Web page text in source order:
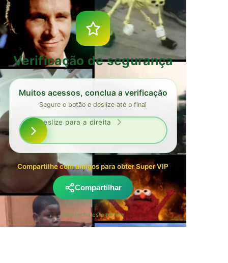
Verificação de segurança
Muitos acessos, conclua a verificação
Segure o botão e deslize até o final
Deslize para a direita
Compartilhe com amigos para obter Super VIP
Compartilhar
Não feche esta página